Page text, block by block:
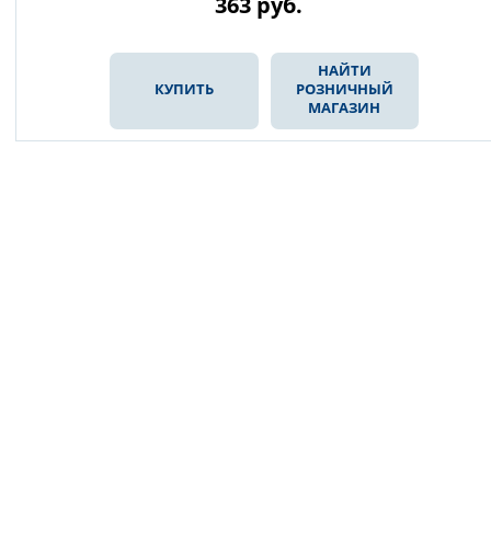
КУПИТЬ
НАЙТИ
РОЗНИЧНЫЙ
МАГАЗИН